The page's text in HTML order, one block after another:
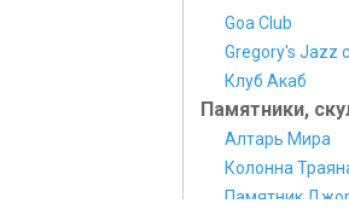
Goa Club
Gregory's Jazz
Клуб Акаб
Памятники,
Алтарь Мира
Колонна
Памятник